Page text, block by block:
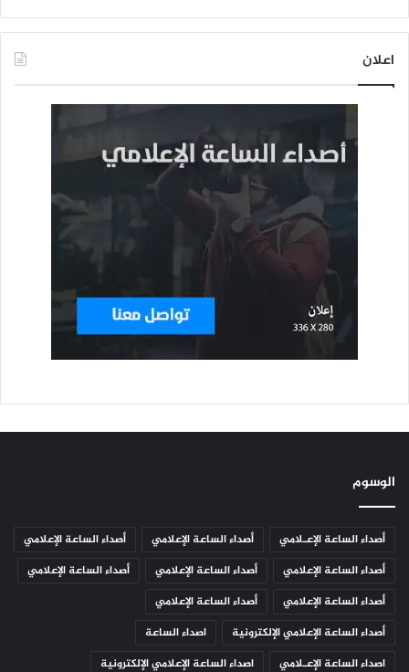
اعلان
الوسوم
أصداء الساعة الإعـلامي أصداء الساعة الإعلامي
أصداء الساعة الإعلامي
أصداء الساعة الإعلامي
أصداء الساعة الإعلامي
أصداء الساعة الإعلامي
أصداء الساعة الإعلامي
أصداء الساعة الإعلامي
أصداء الساعة الإعلامي الإلكترونية
اصداء الساعة
اصداء الساعة الإعـلامي
اصداء الساعة الإعلامي الإلكترونية